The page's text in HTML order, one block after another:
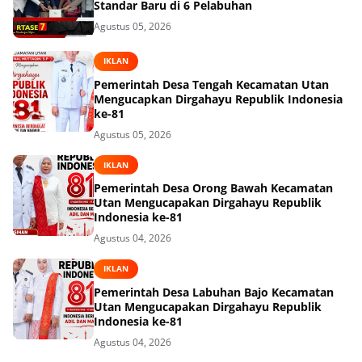
Standar Baru di 6 Pelabuhan
Agustus 05, 2026
IKLAN
Pemerintah Desa Tengah Kecamatan Utan
Mengucapkan Dirgahayu Republik Indonesia
ke-81
Agustus 05, 2026
IKLAN
Pemerintah Desa Orong Bawah Kecamatan
Utan Mengucapakan Dirgahayu Republik
Indonesia ke-81
Agustus 04, 2026
IKLAN
Pemerintah Desa Labuhan Bajo Kecamatan
Utan Mengucapakan Dirgahayu Republik
Indonesia ke-81
Agustus 04, 2026